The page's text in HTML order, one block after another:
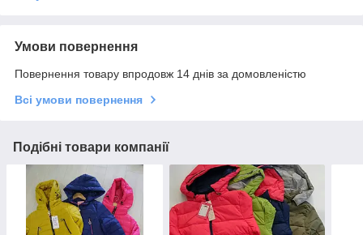
Умови повернення
Повернення товару впродовж 14 днів за домовленістю
Всі умови повернення
Подібні товари компанії